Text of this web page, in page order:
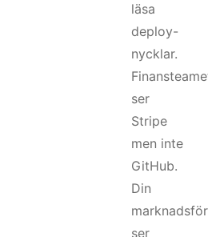
läsa
deploy-
nycklar.
ser
Stripe
men inte
GitHub.
Din
ser